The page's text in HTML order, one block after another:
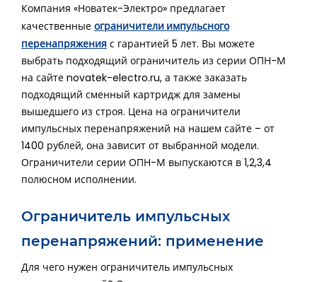
Компания «Новатек-Электро» предлагает
качественныеограничители импульсного
перенапряженияс гарантией 5 лет. Вы можете
выбрать подходящий ограничитель из серии ОПН-М
на сайте novatek-electro.ru, а также заказать
подходящий сменный картридж для замены
вышедшего из строя. Цена на ограничители
импульсных перенапряжений на нашем сайте – от
1400 рублей, она зависит от выбранной модели.
Ограничители серии ОПН-М выпускаются в 1,2,3,4
полюсном исполнении.
Ограничитель импульсных
перенапряжений: применение
Для чего нужен ограничитель импульсных